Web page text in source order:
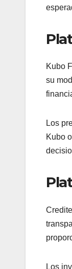
Kubo
su
Los
Kubo
Los